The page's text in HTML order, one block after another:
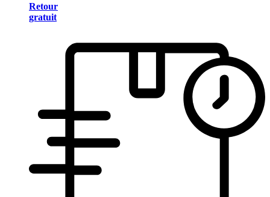
Retour
gratuit